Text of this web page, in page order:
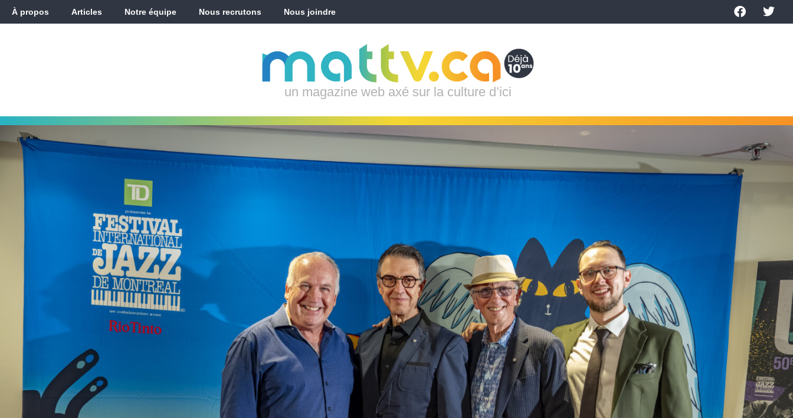
À propos Articles Notre équipe Nous recrutons Nous joindre
un magazine web axé sur la culture d’ici